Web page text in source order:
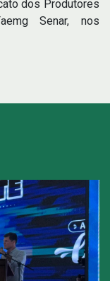
dos Produtores
Senar, nos